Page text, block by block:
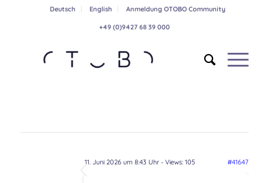
Deutsch English Anmeldung OTOBO Community
+49 (0)9427 68 39 000
11. Juni 2026 um 8:43 Uhr- Views: 105 #41647